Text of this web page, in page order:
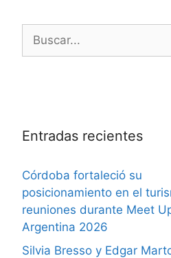
Entradas recientes
Córdoba fortaleció su
posicionamiento en el
reuniones durante Meet
Argentina 2026
Silvia Bresso y Edgar